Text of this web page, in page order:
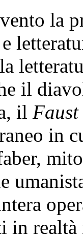
la
il
il Faust
in
in